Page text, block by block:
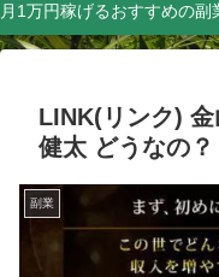
LINK(リンク)
健太 どうなの？
副業